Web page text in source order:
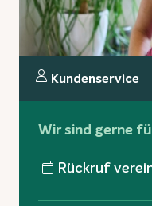
Kundenservice
Wir sind gerne
Rückruf